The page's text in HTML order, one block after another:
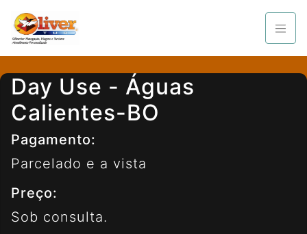
Day Use - Águas
Calientes-BO
Pagamento:
Parcelado e a vista
Preço:
Sob consulta.